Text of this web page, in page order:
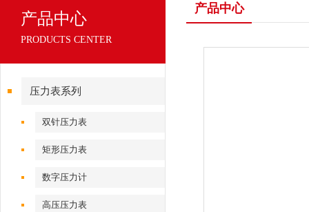
产品中心
PRODUCTS CENTER
压力表系列
双针压力表
矩形压力表
数字压力计
高压压力表
产品中心